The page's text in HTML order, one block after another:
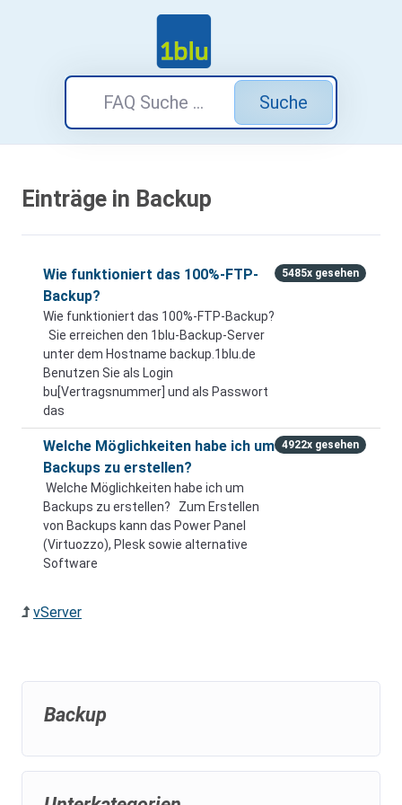
Suche
Einträge in Backup
Wie funktioniert das 100%-FTP-
Backup?
Wie funktioniert das 100%-FTP-Backup?
Sie erreichen den 1blu-Backup-Server
unter dem Hostname backup.1blu.de
Benutzen Sie als Login
bu[Vertragsnummer] und als Passwort
das
5485x gesehen
Welche Möglichkeiten habe ich um
Backups zu erstellen?
Welche Möglichkeiten habe ich um
Backups zu erstellen? Zum Erstellen
von Backups kann das Power Panel
(Virtuozzo), Plesk sowie alternative
Software
4922x gesehen
vServer
Backup